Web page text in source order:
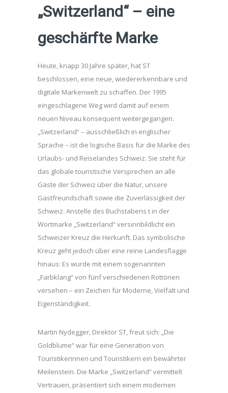
„Switzerland“ – eine
geschärfte Marke
Heute, knapp 30 Jahre später, hat ST
beschlossen, eine neue, wiedererkennbare und
digitale Markenwelt zu schaffen. Der 1995
eingeschlagene Weg wird damit auf einem
neuen Niveau konsequent weitergegangen.
„Switzerland“ – ausschließlich in englischer
Sprache – ist die logische Basis für die Marke des
Urlaubs- und Reiselandes Schweiz. Sie steht für
das globale touristische Versprechen an alle
Gäste der Schweiz über die Natur, unsere
Gastfreundschaft sowie die Zuverlässigkeit der
Schweiz. Anstelle des Buchstabens t in der
Wortmarke „Switzerland“ versinnbildlicht ein
Schweizer Kreuz die Herkunft. Das symbolische
Kreuz geht jedoch über eine reine Landesflagge
hinaus: Es wurde mit einem sogenannten
„Farbklang“ von fünf verschiedenen Rottönen
versehen – ein Zeichen für Moderne, Vielfalt und
Eigenständigkeit.
Martin Nydegger, Direktor ST, freut sich: „Die
Goldblume“ war für eine Generation von
Touristikerinnen und Touristikern ein bewährter
Meilenstein. Die Marke „Switzerland“ vermittelt
Vertrauen, präsentiert sich einem modernen